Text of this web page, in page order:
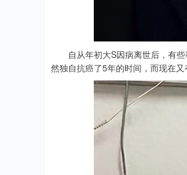
自从年初大S因病离世后，有
然独自抗癌了5年的时间，而现在又